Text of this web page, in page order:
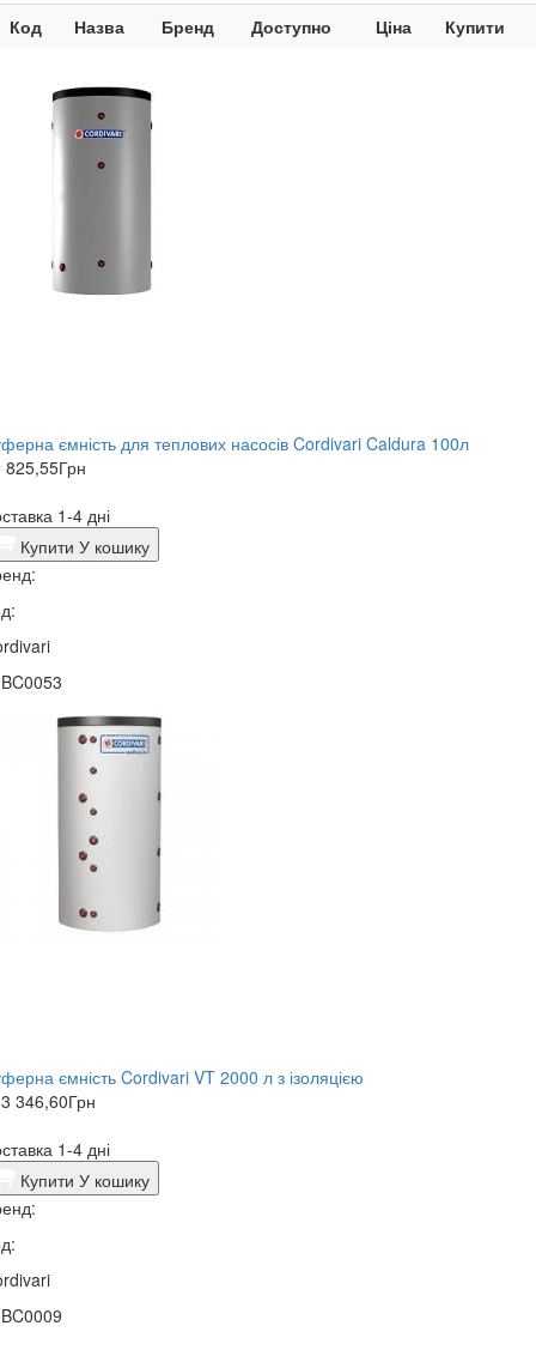
Код Назва Бренд Доступно Ціна Купити
ємність для теплових насосів Cordivari Caldura 100л
825,55Грн
1-4 дні
Купити У кошику
ємність Cordivari VT 2000 л з ізоляцією
346,60Грн
1-4 дні
Купити У кошику